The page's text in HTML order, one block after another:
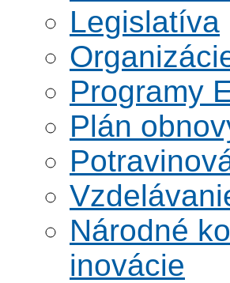
Legislatíva
Programy
Plán
Národné
inovácie